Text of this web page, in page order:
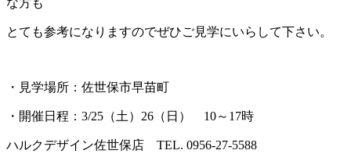
とても参考になりますのでぜひご見学にいらして下さい。
・見学場所：佐世保市早苗町
・開催日程：3/25（土）26（日） 10～17時
ハルクデザイン佐世保店 TEL. 0956-27-5588